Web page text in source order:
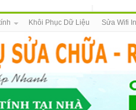
Khôi Phục Dữ Liệu Sửa Wifi